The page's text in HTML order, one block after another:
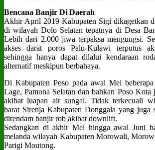
Bencana Banjir Di Daerah
Akhir April 2019 Kabupaten Sigi dikagetkan
di wilayah Dolo Selatan tepatnya di Desa
Lebih dari 2.000 jiwa terpaksa mengungsi.
akses darat poros Palu-Kulawi terputus
sehingga hanya dapat dilalui kendaraan
alternatif meskipun berbahaya.
Di Kabupaten Poso pada awal Mei
Lage, Pamona Selatan dan bahkan Poso Kota
akibat luapan air sungai. Tidak terkecuali
barat Sirenja Kabupaten Donggala yang juga
direndam banjir rob akibat downlift.
Sedangkan di akhir Mei hingga awal Juni
melanda wilayah Kabupaten Morowali,
Parigi Moutong.